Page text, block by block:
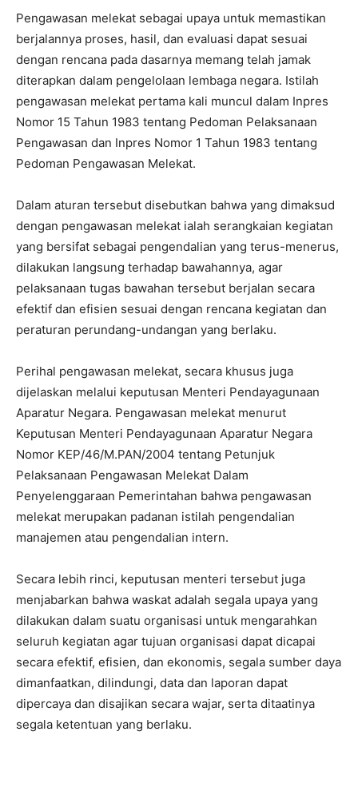
Pengawasan melekat sebagai upaya untuk memastikan
berjalannya proses, hasil, dan evaluasi dapat sesuai
dengan rencana pada dasarnya memang telah jamak
diterapkan dalam pengelolaan lembaga negara. Istilah
pengawasan melekat pertama kali muncul dalam Inpres
Nomor 15 Tahun 1983 tentang Pedoman Pelaksanaan
Pengawasan dan Inpres Nomor 1 Tahun 1983 tentang
Pedoman Pengawasan Melekat.
Dalam aturan tersebut disebutkan bahwa yang dimaksud
dengan pengawasan melekat ialah serangkaian kegiatan
yang bersifat sebagai pengendalian yang terus-menerus,
dilakukan langsung terhadap bawahannya, agar
pelaksanaan tugas bawahan tersebut berjalan secara
efektif dan efisien sesuai dengan rencana kegiatan dan
peraturan perundang-undangan yang berlaku.
Perihal pengawasan melekat, secara khusus juga
dijelaskan melalui keputusan Menteri Pendayagunaan
Aparatur Negara. Pengawasan melekat menurut
Keputusan Menteri Pendayagunaan Aparatur Negara
Nomor KEP/46/M.PAN/2004 tentang Petunjuk
Pelaksanaan Pengawasan Melekat Dalam
Penyelenggaraan Pemerintahan bahwa pengawasan
melekat merupakan padanan istilah pengendalian
manajemen atau pengendalian intern.
Secara lebih rinci, keputusan menteri tersebut juga
menjabarkan bahwa waskat adalah segala upaya yang
dilakukan dalam suatu organisasi untuk mengarahkan
seluruh kegiatan agar tujuan organisasi dapat dicapai
secara efektif, efisien, dan ekonomis, segala sumber daya
dimanfaatkan, dilindungi, data dan laporan dapat
dipercaya dan disajikan secara wajar, serta ditaatinya
segala ketentuan yang berlaku.